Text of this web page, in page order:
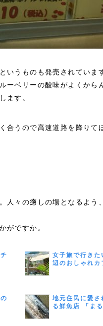
いうものも発売されていま
ーベリーの酸味がよくから
ます。
合うので高速道路を降りて
人々の癒しの場となるよう
がですか。
女子旅で行きた
辺のおしゃれカ
地元住民に愛さ
る鮮魚店 「ま